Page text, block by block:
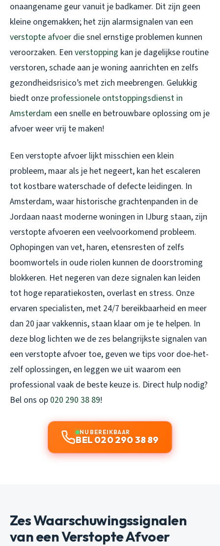
onaangename geur vanuit je badkamer. Dit zijn geen
kleine ongemakken; het zijn alarmsignalen van een
verstopte afvoer die snel ernstige problemen kunnen
veroorzaken. Een verstopping kan je dagelijkse routine
verstoren, schade aan je woning aanrichten en zelfs
gezondheidsrisico’s met zich meebrengen. Gelukkig
biedt onze professionele ontstoppingsdienst in
Amsterdam een snelle en betrouwbare oplossing om je
afvoer weer vrij te maken!
Een verstopte afvoer lijkt misschien een klein
probleem, maar als je het negeert, kan het escaleren
tot kostbare waterschade of defecte leidingen. In
Amsterdam, waar historische grachtenpanden in de
Jordaan naast moderne woningen in IJburg staan, zijn
verstopte afvoeren een veelvoorkomend probleem.
Ophopingen van vet, haren, etensresten of zelfs
boomwortels in oude riolen kunnen de doorstroming
blokkeren. Het negeren van deze signalen kan leiden
tot hoge reparatiekosten, overlast en stress. Onze
ervaren specialisten, met 24/7 bereikbaarheid en meer
dan 20 jaar vakkennis, staan klaar om je te helpen. In
deze blog lichten we de zes belangrijkste signalen van
een verstopte afvoer toe, geven we tips voor doe-het-
zelf oplossingen, en leggen we uit waarom een
professional vaak de beste keuze is. Direct hulp nodig?
Bel ons op 020 290 38 89!
NU BEREIKBAAR
BEL 020 290 38 89
Zes Waarschuwingssignalen
van een Verstopte Afvoer